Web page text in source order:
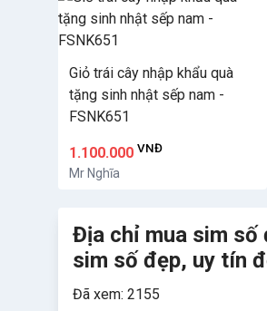
Giỏ trái cây nhập khẩu quà
tặng sinh nhật sếp nam -
FSNK651
1.100.000 VNĐ
Mr Nghĩa
Địa chỉ mua sim số
sim số đẹp, uy tín
Đã xem: 2155